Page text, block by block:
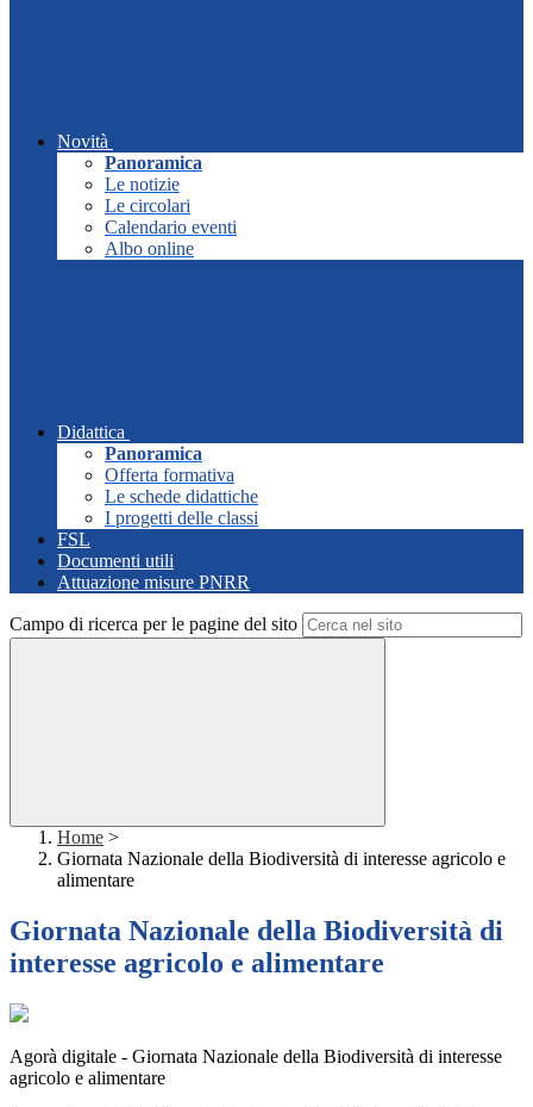
Novità
Panoramica
Le notizie
Le circolari
Calendario eventi
Albo online
Didattica
Panoramica
Offerta formativa
Le schede didattiche
I progetti delle classi
FSL
Documenti utili
Attuazione misure PNRR
Campo di ricerca per le pagine del sito
Home >
Giornata Nazionale della Biodiversità di interesse agricolo e
alimentare
Giornata Nazionale della Biodiversità di
interesse agricolo e alimentare
Agorà digitale - Giornata Nazionale della Biodiversità di interesse
agricolo e alimentare